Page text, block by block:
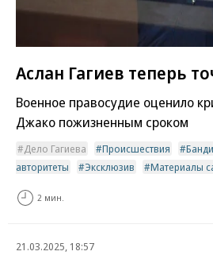
Аслан Гагиев теперь
Военное правосудие оценило
Джако пожизненным сроком
Дело Гагиева Происшествия
авторитеты
Эксклюзив Материалы
2 мин.
21.03.2025, 18:57